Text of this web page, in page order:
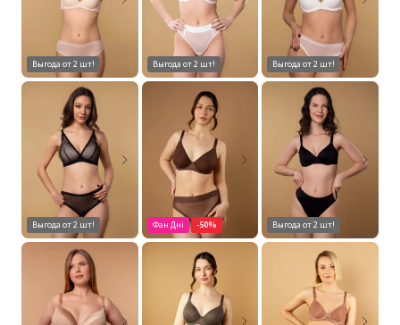
Выгода от 2 шт! Выгода от 2 шт! Выгода от 2 шт!
Выгода от 2 шт! Фан Дні -50% Выгода от 2 шт!